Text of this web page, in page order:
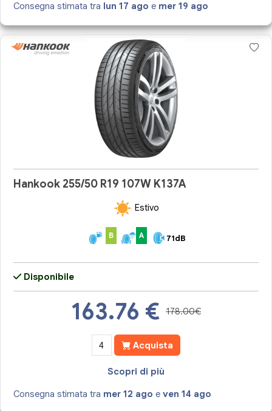
Consegna stimata tra lun 17 ago e mer 19 ago
Hankook 255/50 R19 107W K137A
Estivo
B A 71dB
Disponibile
163.76 € 178.00€
Acquista
Scopri di più
Consegna stimata tra mer 12 ago even 14 ago